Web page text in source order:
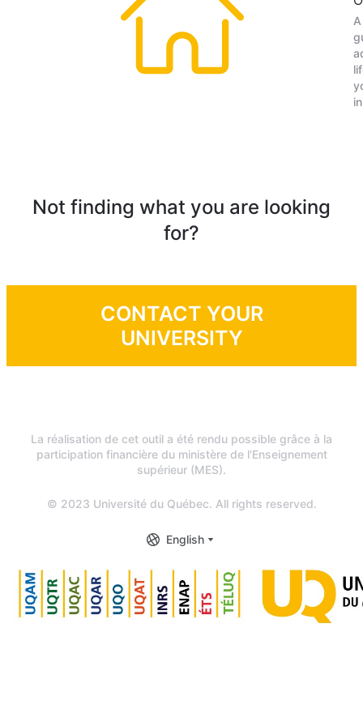
Not finding what you are looking
for?
CONTACT YOUR
UNIVERSITY
La réalisation de cet outil a été rendu possible grâce à la
participation financière du ministère de l'Enseignement
supérieur (MES).
© 2023 Université du Québec. All rights reserved.
English